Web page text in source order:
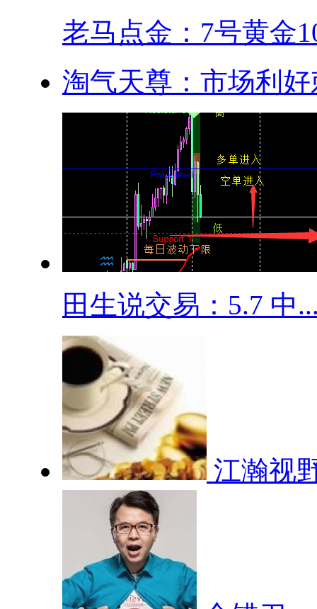
老马点金：7号黄金
淘气天尊：市场利
田生说交易：5.7 中
江瀚视